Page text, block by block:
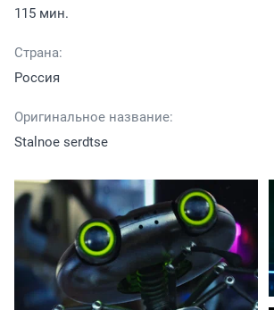
115 мин.
Страна:
Россия
Оригинальное название:
Stalnoe serdtse